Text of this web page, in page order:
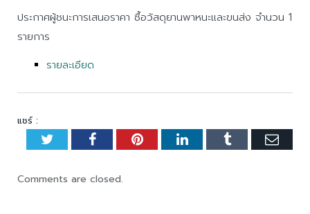
ประกาศผู้ชนะการเสนอราคา ซื้อวัสดุยานพาหนะและขนส่ง จำนวน 1
รายการ
รายละเอียด
แชร์ :
TwitterFacebookPinterestLinkedInTumblr
Comments are closed.